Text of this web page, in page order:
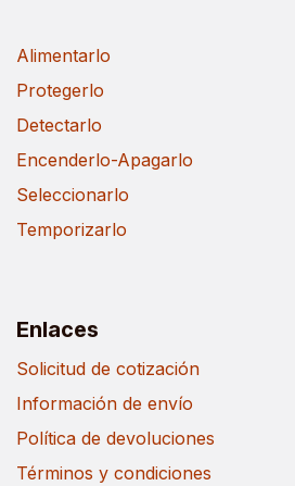
Alimentarlo
Protegerlo
Detectarlo
Encenderlo-Apagarlo
Seleccionarlo
Temporizarlo
Enlaces
Solicitud de cotización
Información de envío
Política de devoluciones
Términos y condiciones